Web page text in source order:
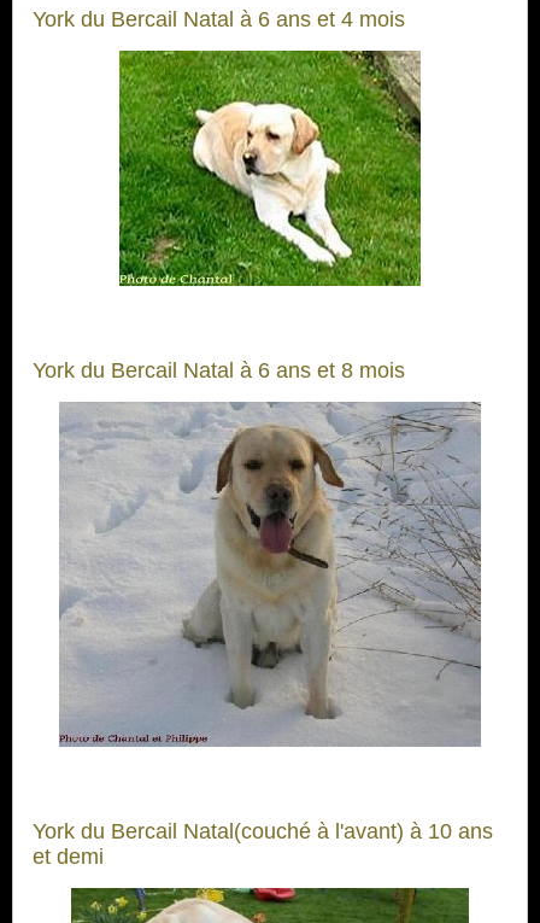
York du Bercail Natal à 6 ans et 4 mois
York du Bercail Natal à 6 ans et 8 mois
York du Bercail Natal(couché à l'avant) à 10 ans
et demi